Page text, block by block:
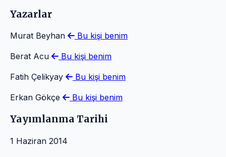
Yazarlar
Murat Beyhan Bu kişi benim
Berat Acu Bu kişi benim
Fatih Çelikyay Bu kişi benim
Erkan Gökçe Bu kişi benim
Yayımlanma Tarihi
1 Haziran 2014